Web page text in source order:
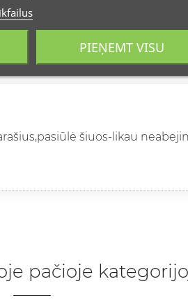
šiuos-likau
pačioje
PIEŅEMT VISU